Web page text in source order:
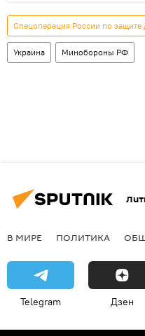
Спецоперация России по защите
Украина Минобороны РФ
В МИРЕ ПОЛИТИКА
Telegram Дзен